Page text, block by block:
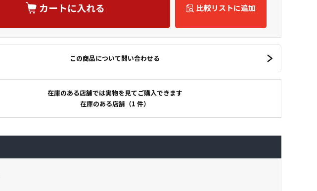
カートに入れる 比較リストに追加
この商品について問い合わせる
在庫のある店舗では実物を見てご購入できます
在庫のある店舗（1 件）